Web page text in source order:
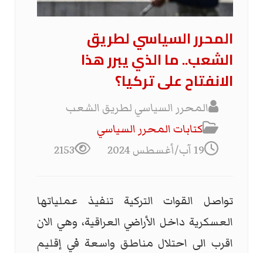
المحرر السياسي لطريق
الشعب.. ما الذي يبرر هذا
الانفتاح على تركيا؟
المحرر السياسي لطريق الشعب
كتابات المحرر السیاسي
19 آب/أغسطس 2024
2153
تواصل القوات التركية تنفيذ عملياتها
العسكرية داخل الأراضي العراقية، وهي الان
اقرب الى احتلال مناطق واسعة في إقليم